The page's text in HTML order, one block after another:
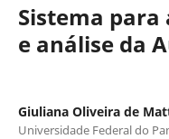
Sistema
e análise da
Giuliana Oliveira de
Universidade Federal do